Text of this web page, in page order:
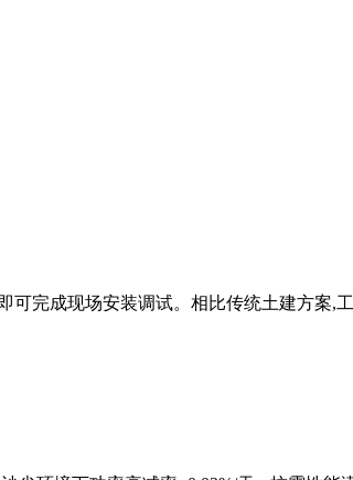
完成现场安装调试。相比传统土建方案,